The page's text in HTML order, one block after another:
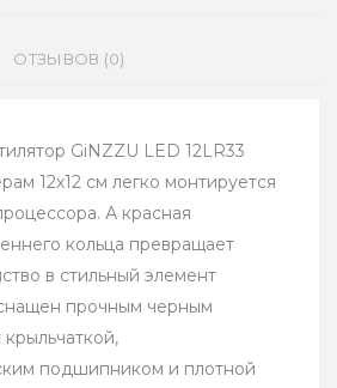
ОТЗЫВОВ (0)
GiNZZU LED 12LR33
12x12 см легко монтируется
А красная
кольца превращает
в стильный элемент
прочным черным
подшипником и плотной